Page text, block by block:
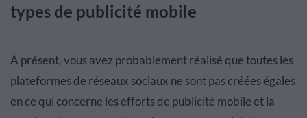
types de publicité mobile
À présent, vous avez probablement réalisé que toutes les
plateformes de réseaux sociaux ne sont pas créées égales
en ce qui concerne les efforts de publicité mobile et la